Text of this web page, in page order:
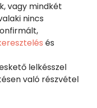
vagy mindkét
nincs
és
lelkésszel
való részvétel